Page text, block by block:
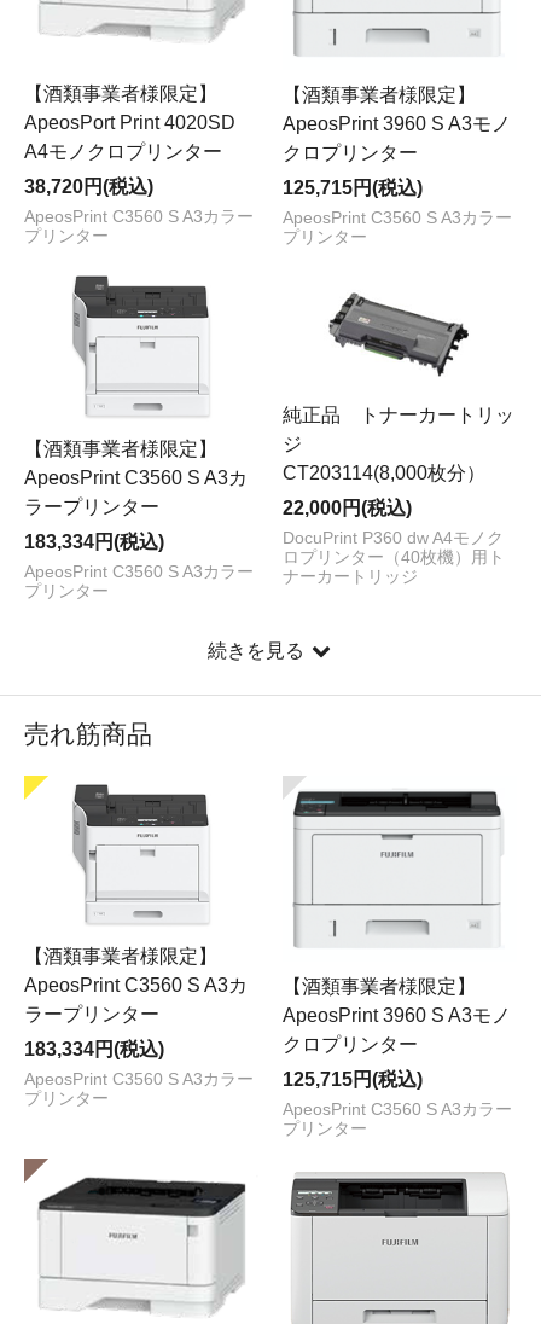
【酒類事業者様限定】
ApeosPort Print 4020SD
A4モノクロプリンター
38,720円(税込)
ApeosPrint C3560 S A3カラー
プリンター
【酒類事業者様限定】
ApeosPrint 3960 S A3モノ
クロプリンター
125,715円(税込)
ApeosPrint C3560 S A3カラー
プリンター
【酒類事業者様限定】
ApeosPrint C3560 S A3カ
ラープリンター
183,334円(税込)
ApeosPrint C3560 S A3カラー
プリンター
純正品 トナーカートリッ
ジ
CT203114(8,000枚分）
22,000円(税込)
DocuPrint P360 dw A4モノク
ロプリンター（40枚機）用ト
ナーカートリッジ
続きを見る
売れ筋商品
【酒類事業者様限定】
ApeosPrint C3560 S A3カ
ラープリンター
183,334円(税込)
ApeosPrint C3560 S A3カラー
プリンター
【酒類事業者様限定】
ApeosPrint 3960 S A3モノ
クロプリンター
125,715円(税込)
ApeosPrint C3560 S A3カラー
プリンター